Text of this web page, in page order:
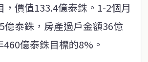
，價值133.4億泰銖。1-2個月
億泰銖，房產過戶金額36億
億泰銖目標的8%。